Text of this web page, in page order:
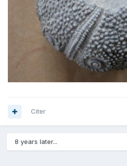
Citer
8 years later...